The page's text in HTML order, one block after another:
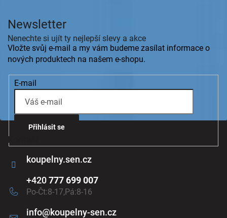
Kontakt
info@koupelny-sen.cz
+420777 699 007
Po-Čt:8-17,Pá:8-16
koupelny.sen.cz
Newsletter
Nenechte si ujít ty nejlepší slevy a akce
Vložte svůj e-mail a my vám budeme zasílat informace o
nových produktech na našem e-shopu.
E-mail
Přihlásit se